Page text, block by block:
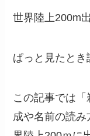
世界陸上200m
ぱっと見たとき
この記事では
成や名前の読